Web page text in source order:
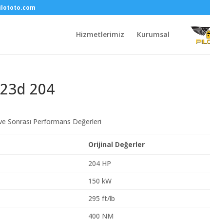
Hizmetlerimiz Kurumsal
204
Sonrası Performans Değerleri
Orijinal Değerler
204 HP
150 kW
295 ft/lb
400 NM